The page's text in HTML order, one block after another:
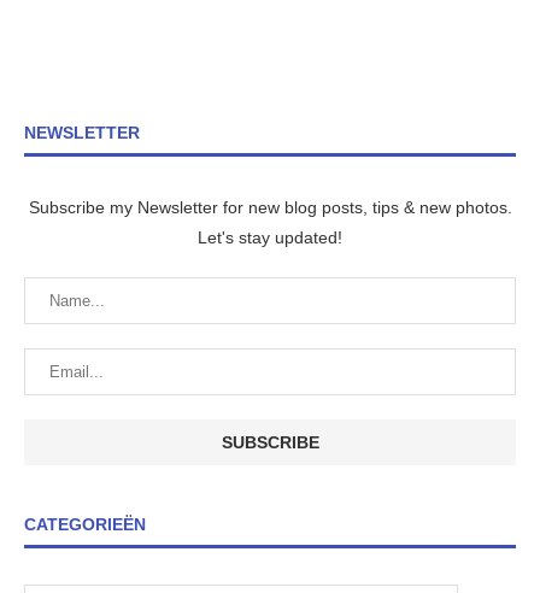
NEWSLETTER
Subscribe my Newsletter for new blog posts, tips & new photos.
Let's stay updated!
CATEGORIEËN